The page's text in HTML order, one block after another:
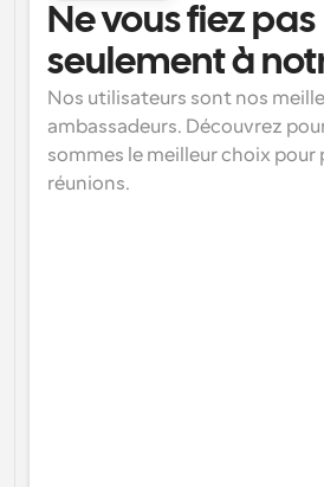
Ne vous fiez pas
seulement à
Nos utilisateurs sont nos
ambassadeurs. Découvrez
sommes le meilleur choix pour
réunions.